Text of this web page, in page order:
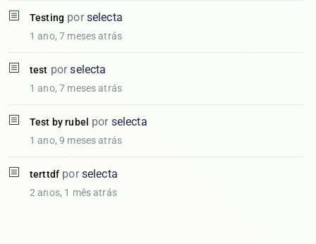
Testing porselecta
1 ano, 7 meses atrás
test porselecta
1 ano, 7 meses atrás
Test by rubel por selecta
1 ano, 9 meses atrás
terttdf porselecta
2 anos, 1 mês atrás